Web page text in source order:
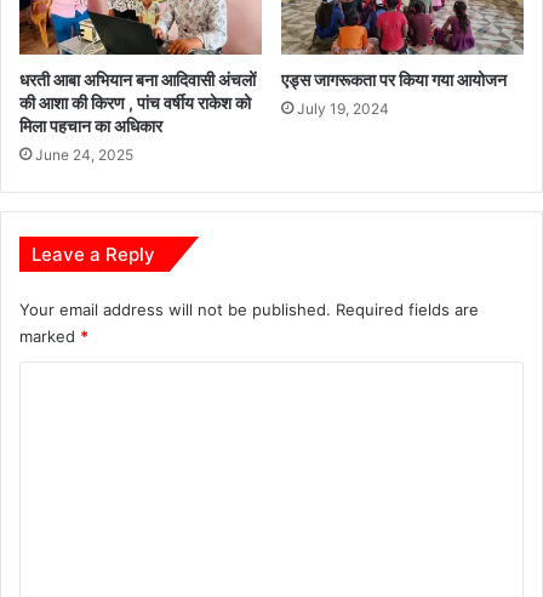
धरती आबा अभियान बना आदिवासी अंचलों
की आशा की किरण , पांच वर्षीय राकेश को
मिला पहचान का अधिकार
June 24, 2025
एड्स जागरूकता पर किया गया आयोजन
July 19, 2024
Leave a Reply
Your email address will not be published. Required fields are
marked *